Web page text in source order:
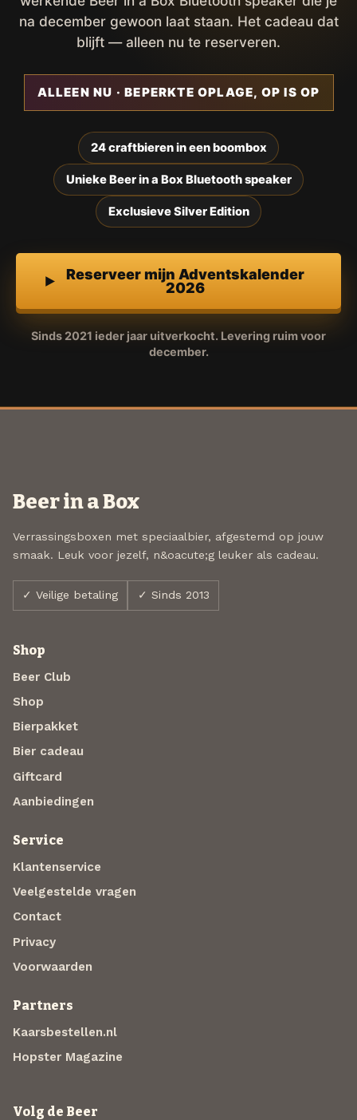
na december gewoon laat staan. Het cadeau dat
blijft — alleen nu te reserveren.
ALLEEN NU · BEPERKTE OPLAGE, OP IS OP
24 craftbieren in een boombox
Unieke Beer in a Box Bluetooth speaker
Exclusieve Silver Edition
Reserveer mijn Adventskalender
2026
Sinds 2021 ieder jaar uitverkocht. Levering ruim voor
december.
Beer in a Box
Verrassingsboxen met speciaalbier, afgestemd op jouw
smaak. Leuk voor jezelf, n&oacute;g leuker als cadeau.
✓ Veilige betaling ✓ Sinds 2013
Shop
Beer Club
Shop
Bierpakket
Bier cadeau
Giftcard
Aanbiedingen
Service
Klantenservice
Veelgestelde vragen
Contact
Privacy
Voorwaarden
Partners
Kaarsbestellen.nl
Hopster Magazine
Volg de Beer